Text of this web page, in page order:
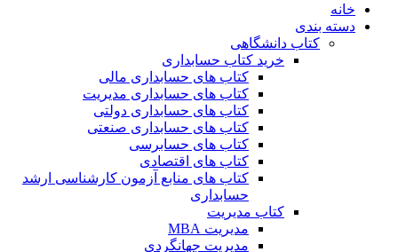
خانه
دسته بندی
کتاب دانشگاهی
خرید کتاب حسابداری
کتاب های حسابداری مالی
کتاب های حسابداری مدیریت
کتاب های حسابداری دولتی
کتاب های حسابداری صنعتی
کتاب های حسابرسی
کتاب های اقتصادی
کتاب های منابع آزمون کارشناسی ارشد
حسابداری
کتاب مدیریت
مدیریت MBA
مدیریت جهانگردی